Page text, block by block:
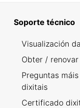
Soporte técnico
Visualización
Obter /
Preguntas
dixitais
Certificado